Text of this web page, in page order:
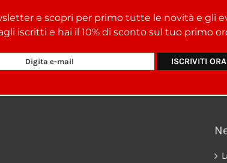
e scopri per primo tutte le novità e gli
iscritti e hai il 10% di sconto sul tuo primo